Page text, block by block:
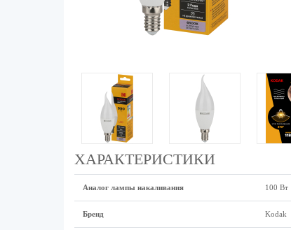
ХАРАКТЕРИСТИКИ
Аналог лампы накаливания 100 Вт
Бренд Kodak